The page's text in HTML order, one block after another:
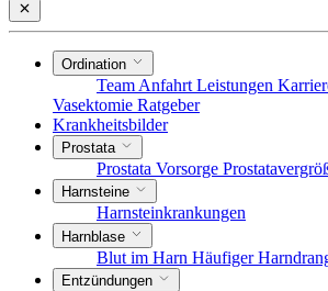
Ordination
Team Anfahrt Leistungen
Vasektomie Ratgeber
Krankheitsbilder
Prostata
Prostata Vorsorge
Harnsteine
Harnsteinkrankungen
Harnblase
Blut im Harn Häufiger
Entzündungen